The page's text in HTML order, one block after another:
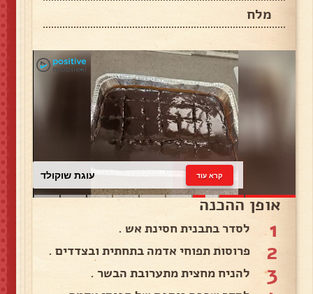
מלח
עוגת שוקולד קרא עוד
אופן ההכנה
1 לסדר בתבנית חסינת אש .
2 פרוסות תפוחי אדמה בתחתית ובצדדים .
3 להניח מחצית מתערובת הבשר .